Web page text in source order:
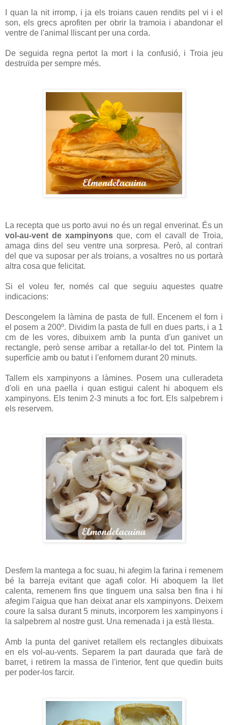
I quan la nit irromp, i ja els troians cauen rendits pel vi i el
son, els grecs aprofiten per obrir la tramoia i abandonar el
ventre de l'animal lliscant per una corda.
De seguida regna pertot la mort i la confusió, i Troia jeu
destruïda per sempre més.
La recepta que us porto avui no és un regal enverinat. És un
vol-au-vent de xampinyons que, com el cavall de Troia,
amaga dins del seu ventre una sorpresa. Però, al contrari
del que va suposar per als troians, a vosaltres no us portarà
altra cosa que felicitat.
Si el voleu fer, només cal que seguiu aquestes quatre
indicacions:
Descongelem la làmina de pasta de full. Encenem el forn i
el posem a 200º. Dividim la pasta de full en dues parts, i a 1
cm de les vores, dibuixem amb la punta d'un ganivet un
rectangle, però sense arribar a retallar-lo del tot. Pintem la
superfície amb ou batut i l'enfornem durant 20 minuts.
Tallem els xampinyons a làmines. Posem una culleradeta
d'oli en una paella i quan estigui calent hi aboquem els
xampinyons. Els tenim 2-3 minuts a foc fort. Els salpebrem i
els reservem.
Desfem la mantega a foc suau, hi afegim la farina i remenem
bé la barreja evitant que agafi color. Hi aboquem la llet
calenta, remenem fins que tinguem una salsa ben fina i hi
afegim l'aigua que han deixat anar els xampinyons. Deixem
coure la salsa durant 5 minuts, incorporem les xampinyons i
la salpebrem al nostre gust. Una remenada i ja està llesta.
Amb la punta del ganivet retallem els rectangles dibuixats
en els vol-au-vents. Separem la part daurada que farà de
barret, i retirem la massa de l'interior, fent que quedin buits
per poder-los farcir.